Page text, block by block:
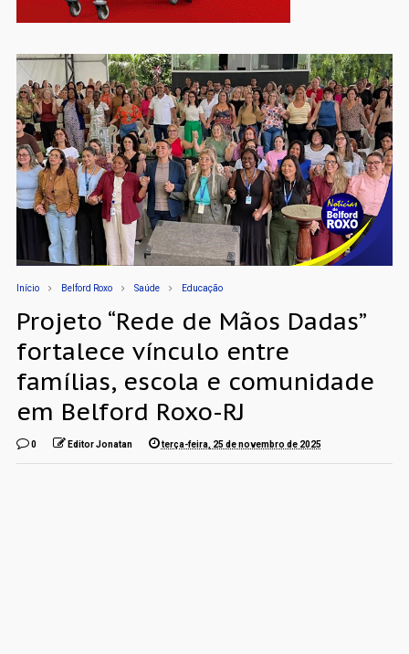
Início Belford Roxo Saúde Educação
Projeto “Rede de Mãos Dadas”
fortalece vínculo entre
famílias, escola e comunidade
em Belford Roxo-RJ
0 Editor Jonatan terça-feira, 25 de novembro de 2025